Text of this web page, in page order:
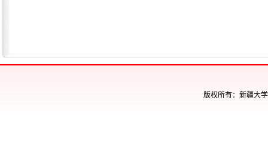
版权所有：新疆大